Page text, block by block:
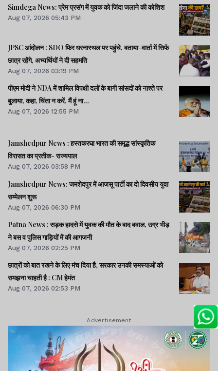
Simdega News: प्रेम प्रसंग में युवक को जिंदा जलाने की कोशिश
Aug 07, 2026 05:43 PM
JPSC आंदोलन : SDO फिर धरनास्थल पर पहुंचे, बताया-वार्ता में सिर्फ
छात्र रहेंगे, अभ्यर्थियों ने दी सहमति
Aug 07, 2026 03:19 PM
पीएम मोदी ने NDA में शामिल विपक्षी दलों के बागी सांसदों को नाश्ते पर
बुलाया, कहा, चिंता न करें, मैं हूं ना...
Aug 07, 2026 12:55 PM
Jamshedpur News : हस्तकरघा भारत की समृद्ध सांस्कृतिक
विरासत का प्रतीक- राज्यपाल
Aug 07, 2026 03:58 PM
Jamshedpur News: जमशेदपुर में आजसू पार्टी का दो दिवसीय युवा
सम्मेलन शुरू
Aug 07, 2026 06:30 PM
Patna News : सड़क हादसे में युवक की मौत के बाद बवाल, उग्र भीड़
ने बस व पुलिस गाड़ियों में की आगजनी
Aug 07, 2026 02:25 PM
छात्रों को बात रखने के लिए मंच दिया है, सरकार उनकी समस्याओं को
समझना चाहती है : CM हेमंत
Aug 07, 2026 02:53 PM
Advertisement